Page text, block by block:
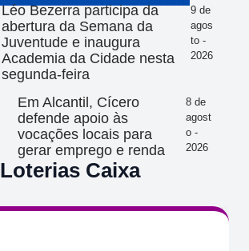
Léo Bezerra participa da
abertura da Semana da
Juventude e inaugura
Academia da Cidade nesta
segunda-feira
9 de
agos
to -
2026
Em Alcantil, Cícero
defende apoio às
vocações locais para
gerar emprego e renda
8 de
agost
o -
2026
Loterias Caixa